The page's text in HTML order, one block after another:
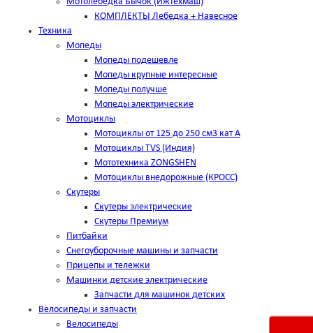
КОМПЛЕКТЫ Лебедка + Навесное
Техника
Мопеды
Мопеды подешевле
Мопеды крупные интересные
Мопеды получше
Мопеды электрические
Мотоциклы
Мотоциклы от 125 до 250 см3 кат А
Мотоциклы TVS (Индия)
Мототехника ZONGSHEN
Мотоциклы внедорожные (КРОСС)
Скутеры
Скутеры электрические
Скутеры Премиум
Питбайки
Снегоуборочные машины и запчасти
Прицепы и тележки
Машинки детские электрические
Запчасти для машинок детских
Велосипеды и запчасти
Велосипеды